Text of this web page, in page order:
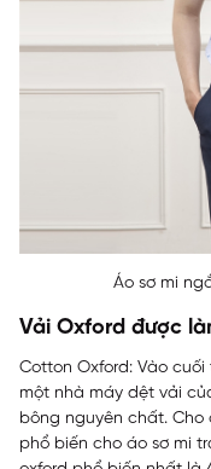
Áo sơ mi
Vải Oxford được
Cotton Oxford: Vào
một nhà máy dệt vải
bông nguyên chất. Cho
phổ biến cho áo sơ mi